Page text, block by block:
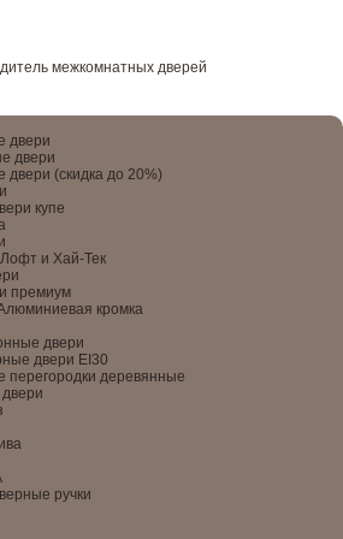
межкомнатных дверей
двери
двери
(скидка до 20%)
купе
и Хай-Тек
премиум
кромка
двери
двери EI30
перегородки деревянные
ручки